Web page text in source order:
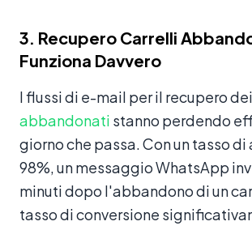
3. Recupero Carrelli
Funziona Davvero
I flussi di e-mail per il recupero dei
abbandonati stanno perdendo
giorno che passa. Con un tasso
98%, un messaggio WhatsApp
minuti dopo l'abbandono di un
tasso di conversione